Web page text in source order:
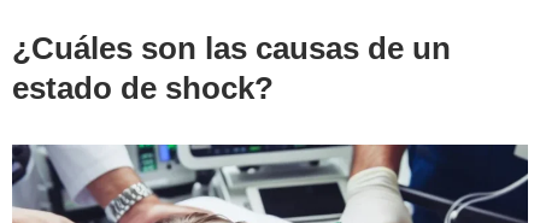
¿Cuáles son las causas de un
estado de shock?